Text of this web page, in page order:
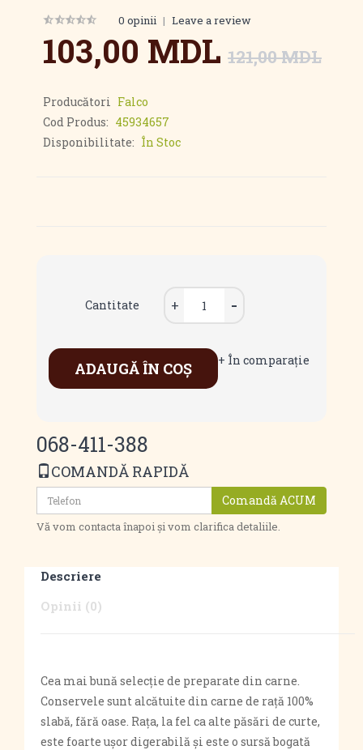
0 opinii | Leave a review
103,00 MDL 121,00 MDL
Producători Falco
Cod Produs: 45934657
Disponibilitate: În Stoc
Cantitate
ADAUGĂ ÎN COŞ + În comparaţie
068-411-388
COMANDĂ RAPIDĂ
Comandă ACUM
Vă vom contacta înapoi și vom clarifica detaliile.
Descriere
Opinii (0)
Cea mai bună selecție de preparate din carne.
Conservele sunt alcătuite din carne de rață 100%
slabă, fără oase. Rața, la fel ca alte păsări de curte,
este foarte ușor digerabilă și este o sursă bogată